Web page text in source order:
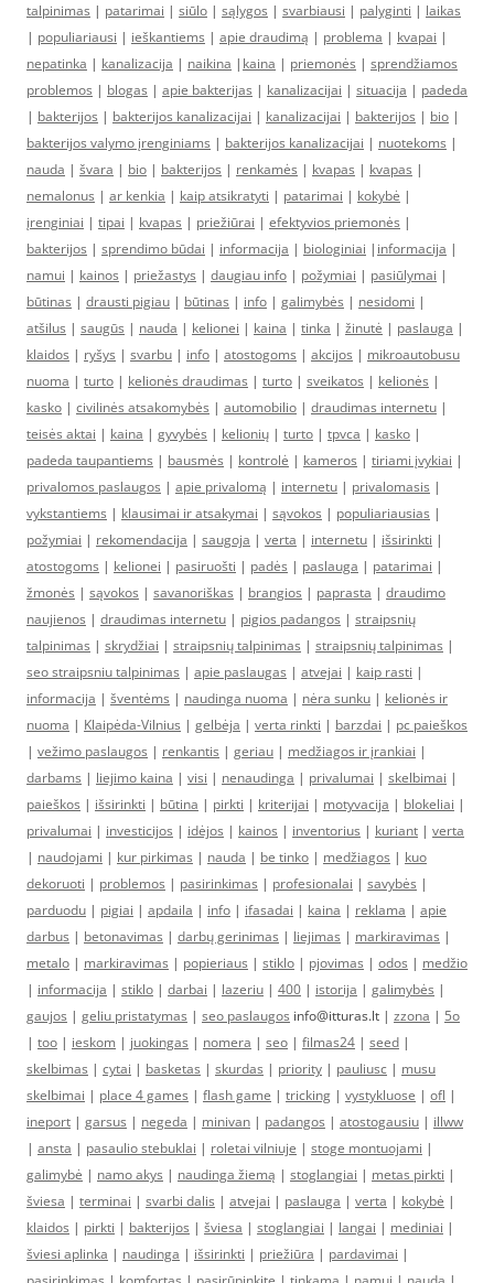
talpinimas | patarimai | siūlo | sąlygos | svarbiausi | palyginti | laikas
| populiariausi | ieškantiems | apie draudimą | problema | kvapai |
nepatinka | kanalizacija | naikina | kaina | priemonės | sprendžiamos
problemos | blogas | apie bakterijas | kanalizacijai | situacija | padeda
| bakterijos | bakterijos kanalizacijai | kanalizacijai | bakterijos | bio |
bakterijos valymo įrenginiams | bakterijos kanalizacijai | nuotekoms |
nauda | švara | bio | bakterijos | renkamės | kvapas | kvapas |
nemalonus | ar kenkia | kaip atsikratyti | patarimai | kokybė |
įrenginiai | tipai | kvapas | priežiūrai | efektyvios priemonės |
bakterijos | sprendimo būdai | informacija | biologiniai | informacija |
namui | kainos | priežastys | daugiau info | požymiai | pasiūlymai |
būtinas | drausti pigiau | būtinas | info | galimybės | nesidomi |
atšilus | saugūs | nauda | kelionei | kaina | tinka | žinutė | paslauga |
klaidos | ryšys | svarbu | info | atostogoms | akcijos | mikroautobusu
nuoma | turto | kelionės draudimas | turto | sveikatos | kelionės |
kasko | civilinės atsakomybės | automobilio | draudimas internetu |
teisės aktai | kaina | gyvybės | kelionių | turto | tpvca | kasko |
padeda taupantiems | bausmės | kontrolė | kameros | tiriami įvykiai |
privalomos paslaugos | apie privalomą | internetu | privalomasis |
vykstantiems | klausimai ir atsakymai | sąvokos | populiariausias |
požymiai | rekomendacija | saugoja | verta | internetu | išsirinkti |
atostogoms | kelionei | pasiruošti | padės | paslauga | patarimai |
žmonės | sąvokos | savanoriškas | brangios | paprasta | draudimo
naujienos | draudimas internetu | pigios padangos | straipsnių
talpinimas | skrydžiai | straipsnių talpinimas | straipsnių talpinimas |
seo straipsniu talpinimas | apie paslaugas | atvejai | kaip rasti |
informacija | šventėms | naudinga nuoma | nėra sunku | kelionės ir
nuoma | Klaipėda-Vilnius | gelbėja | verta rinkti | barzdai | pc paieškos
| vežimo paslaugos | renkantis | geriau | medžiagos ir įrankiai |
darbams | liejimo kaina | visi | nenaudinga | privalumai | skelbimai |
paieškos | išsirinkti | būtina | pirkti | kriterijai | motyvacija | blokeliai |
privalumai | investicijos | idėjos | kainos | inventorius | kuriant | verta
| naudojami | kur pirkimas | nauda | be tinko | medžiagos | kuo
dekoruoti | problemos | pasirinkimas | profesionalai | savybės |
parduodu | pigiai | apdaila | info | ifasadai | kaina | reklama | apie
darbus | betonavimas | darbų gerinimas | liejimas | markiravimas |
metalo | markiravimas | popieriaus | stiklo | pjovimas | odos | medžio
| informacija | stiklo | darbai | lazeriu | 400 | istorija | galimybės |
gaujos | geliu pristatymas | seo paslaugos info@itturas.lt | zzona | 5o
| too | ieskom | juokingas | nomera | seo | filmas24 | seed |
skelbimas | cytai | basketas | skurdas | priority | pauliusc | musu
skelbimai | place 4 games | flash game | tricking | vystykluose | ofl |
ineport | garsus | negeda | minivan | padangos | atostogausiu | illww
| ansta | pasaulio stebuklai | roletai vilniuje | stoge montuojami |
galimybė | namo akys | naudinga žiemą | stoglangiai | metas pirkti |
šviesa | terminai | svarbi dalis | atvejai | paslauga | verta | kokybė |
klaidos | pirkti | bakterijos | šviesa | stoglangiai | langai | mediniai |
šviesi aplinka | naudinga | išsirinkti | priežiūra | pardavimai |